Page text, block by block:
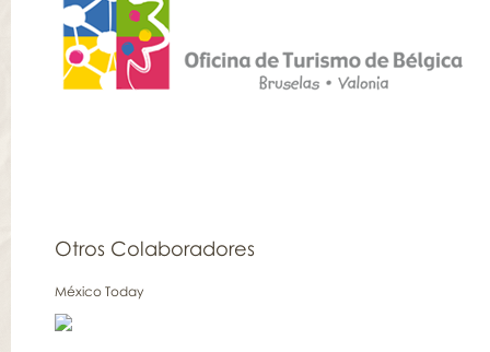
Otros Colaboradores
México Today